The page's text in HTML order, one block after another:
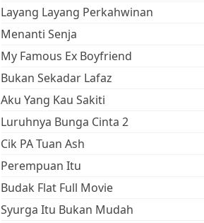
Layang Layang Perkahwinan
Menanti Senja
My Famous Ex Boyfriend
Bukan Sekadar Lafaz
Aku Yang Kau Sakiti
Luruhnya Bunga Cinta 2
Cik PA Tuan Ash
Perempuan Itu
Budak Flat Full Movie
Syurga Itu Bukan Mudah